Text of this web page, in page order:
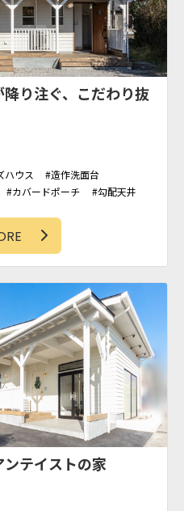
り注ぐ、こだわり抜
ハウス
造作洗面台
カバードポーチ
勾配天井
テイストの家